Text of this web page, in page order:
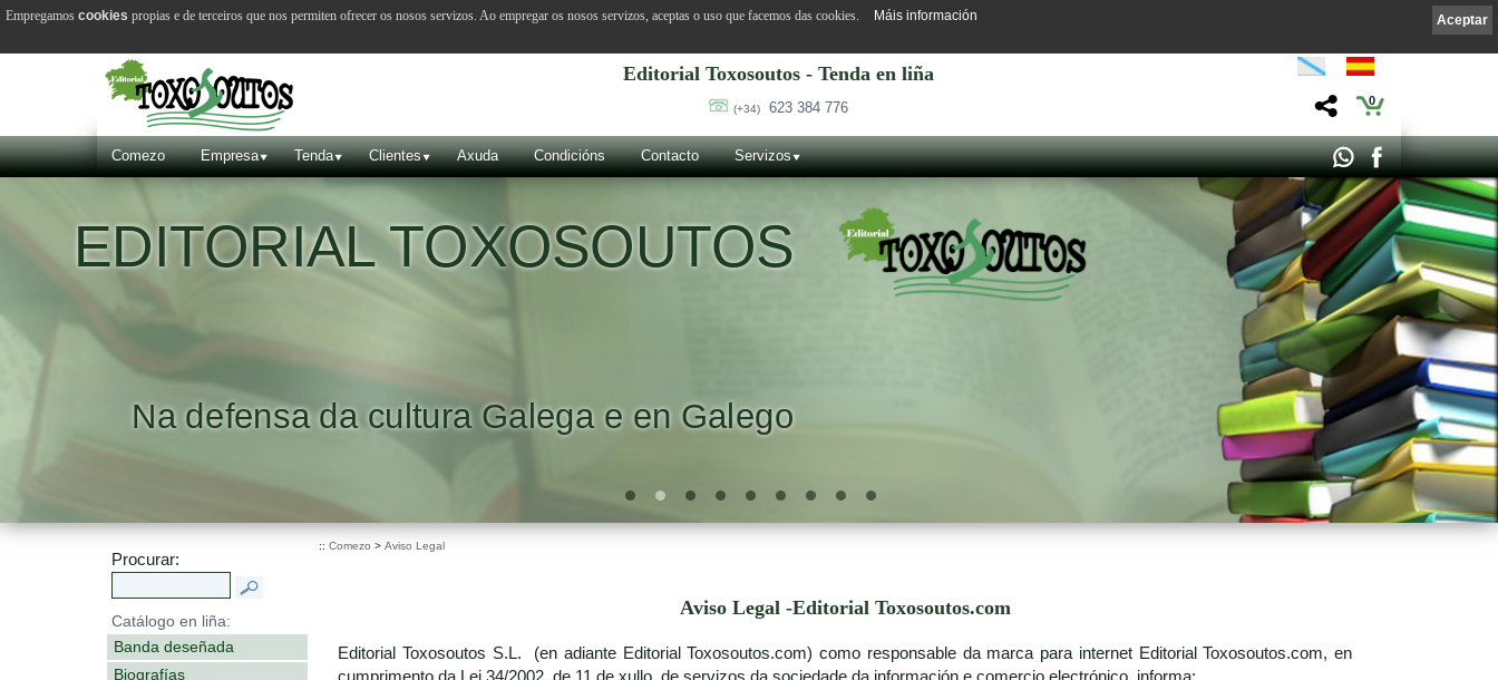
Editorial Toxosoutos - Tenda en liña
(+34) 623 384 776 0
Comezo Empresa Tenda Clientes Axuda Condicións Contacto Servizos
EDITORIAL TOXOSOUTOS
Na defensa da cultura Galega e en Galego
Procurar:
Catálogo en liña:
Banda deseñada
Biografías
:: Comezo > Aviso Legal
Aviso Legal -Editorial Toxosoutos.com
Editorial Toxosoutos S.L. (en adiante Editorial Toxosoutos.com) como responsable da marca para internet Editorial Toxosoutos.com, en
Aceptar
Empregamos cookies propias e de terceiros que nos permiten ofrecer os nosos servizos. Ao empregar os nosos servizos, aceptas o uso que facemos das cookies. Máis información